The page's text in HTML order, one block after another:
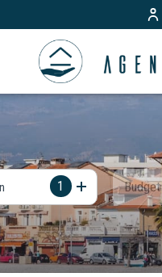
1 Budget